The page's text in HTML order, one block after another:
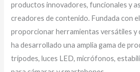
productos innovadores, funcionales y
creadores de contenido. Fundada con
proporcionar herramientas versátiles y
ha desarrollado una amplia gama de
trípodes, luces LED, micrófonos,